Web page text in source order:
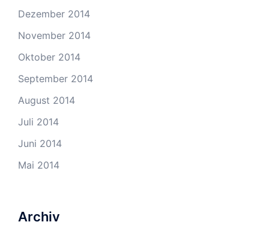
Dezember 2014
November 2014
Oktober 2014
September 2014
August 2014
Juli 2014
Juni 2014
Mai 2014
Archiv